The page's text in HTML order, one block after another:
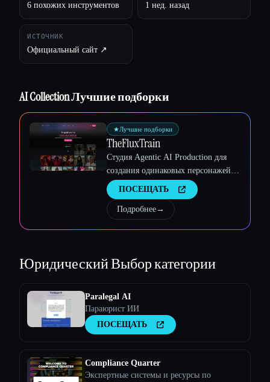
Esc
6 похожих инструментов 1 нед. назад
ИСТОЧНИК
Официальный сайт ↗︎
AI Collection Лучшие подборки
★Лучшие подборки
TheFluxTrain
Студия Agentic AI Production для
создания одинаковых персонажей,
рабочих процессов и видео
ПОСЕЩАТЬ
Подробнее→
ЮридическийВыбор категории
Paralegal AI
Параюрист ИИ
ПОСЕЩАТЬ
Compliance Quarter
Экспертные системы и ресурсы по